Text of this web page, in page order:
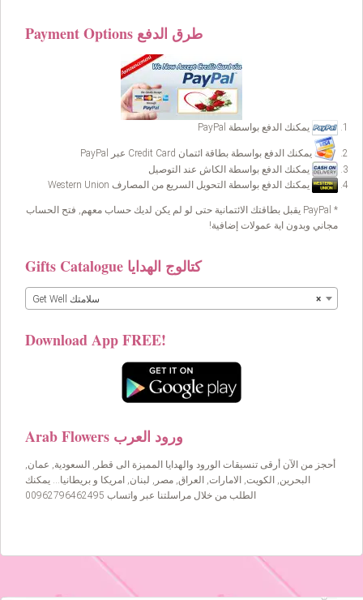
Payment Options طرق الدفع
يمكنك الدفع بواسطة PayPal
يمكنك الدفع بواسطة بطاقة ائتمان Credit Card عبر PayPal
يمكنك الدفع بواسطة الكاش عند التوصيل
يمكنك الدفع بواسطة التحويل السريع من المصارف Western Union
* PayPal يقبل بطاقتك الائتمانية حتى لو لم يكن لديك حساب معهم, فتح الحساب
مجاني وبدون اية عمولات إضافية!
Gifts Catalogue كتالوج الهدايا
× Get Well سلامتك
Download App FREE!
Arab Flowers ورود العرب
أحجز من الآن أرقى تنسيقات الورود والهدايا المميزة الى قطر, السعودية, عمان,
البحرين, الكويت, الامارات, العراق, مصر, لبنان, امريكا و بريطانيا… يمكنك
الطلب من خلال مراسلتنا عبر واتساب 00962796462495